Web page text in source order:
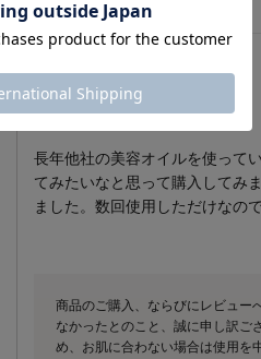
評価が低いレビュー
1.0
長年他社の美容オイルを使って
てみたいなと思って購入してみ
ました。数回使用しただけなの
商品のご購入、ならびにレビュー
なかったとのこと、誠に申し訳ご
め、お肌に合わない場合は使用を